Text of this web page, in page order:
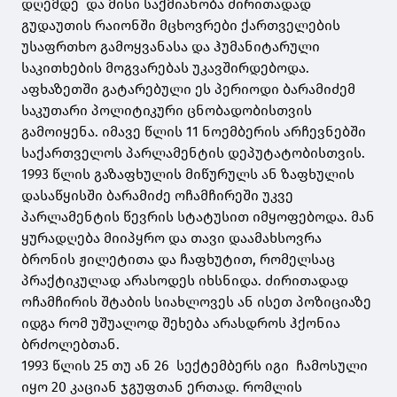
დღემდე და მისი საქმიანობა ძირითადად
გუდაუთის რაიონში მცხოვრები ქართველების
უსაფრთხო გამოყვანასა და ჰუმანიტარული
საკითხების მოგვარებას უკავშირდებოდა.
აფხაზეთში გატარებული ეს პერიოდი ბარამიძემ
საკუთარი პოლიტიკური ცნობადობისთვის
გამოიყენა. იმავე წლის 11 ნოემბერის არჩევნებში
საქართველოს პარლამენტის დეპუტატობისთვის.
1993 წლის გაზაფხულის მიწურულს ან ზაფხულის
დასაწყისში ბარამიძე ოჩამჩირეში უკვე
პარლამენტის წევრის სტატუსით იმყოფებოდა. მან
ყურადღება მიიპყრო და თავი დაამახსოვრა
ბრონის ჟილეტითა და ჩაფხუტით, რომელსაც
პრაქტიკულად არასოდეს იხსნიდა. ძირითადად
ოჩამჩირის შტაბის სიახლოვეს ან ისეთ პოზიციაზე
იდგა რომ უშუალოდ შეხება არასდროს ჰქონია
ბრძოლებთან.
1993 წლის 25 თუ ან 26 სექტემბერს იგი ჩამოსული
იყო 20 კაციან ჯგუფთან ერთად. რომლის